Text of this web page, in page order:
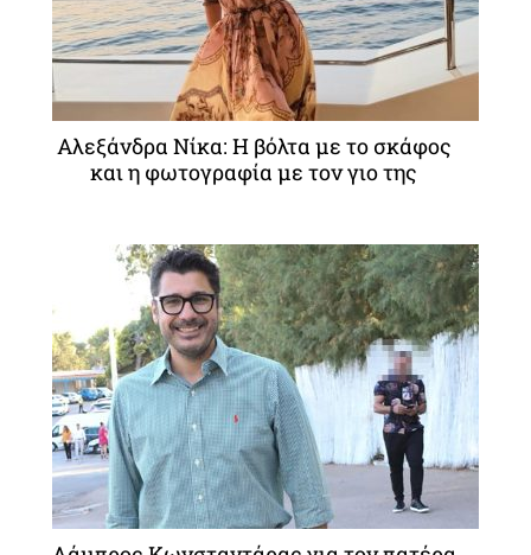
Αλεξάνδρα Νίκα: Η βόλτα με το σκάφος
και η φωτογραφία με τον γιο της